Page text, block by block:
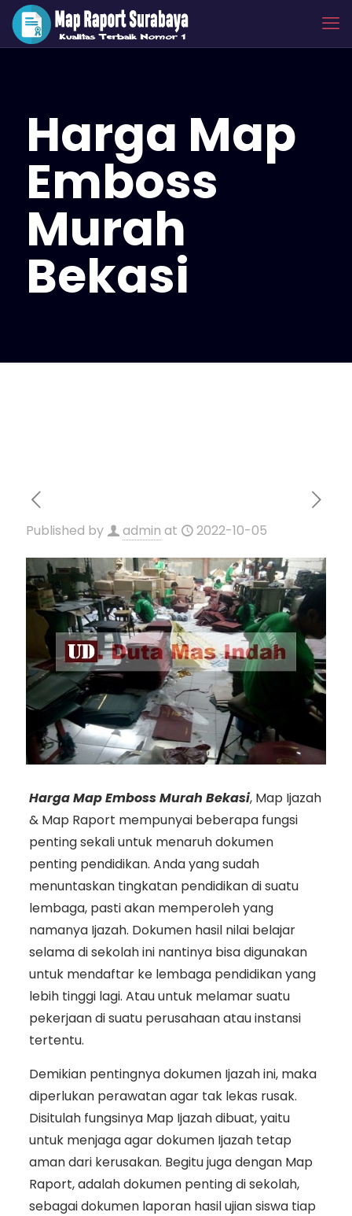
Harga Map
Emboss
Murah
Bekasi
Published by admin at 2022-10-05
Harga Map Emboss Murah Bekasi, Map Ijazah
& Map Raport mempunyai beberapa fungsi
penting sekali untuk menaruh dokumen
penting pendidikan. Anda yang sudah
menuntaskan tingkatan pendidikan di suatu
lembaga, pasti akan memperoleh yang
namanya Ijazah. Dokumen hasil nilai belajar
selama di sekolah ini nantinya bisa digunakan
untuk mendaftar ke lembaga pendidikan yang
lebih tinggi lagi. Atau untuk melamar suatu
pekerjaan di suatu perusahaan atau instansi
tertentu.
Demikian pentingnya dokumen Ijazah ini, maka
diperlukan perawatan agar tak lekas rusak.
Disitulah fungsinya Map Ijazah dibuat, yaitu
untuk menjaga agar dokumen Ijazah tetap
aman dari kerusakan. Begitu juga dengan Map
Raport, adalah dokumen penting di sekolah,
sebagai dokumen laporan hasil ujian siswa tiap